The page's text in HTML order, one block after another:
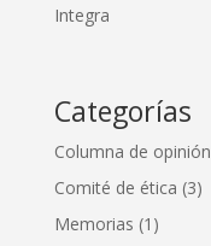
Integra
Categorías
Columna de opinión
Comité de ética (3)
Memorias (1)